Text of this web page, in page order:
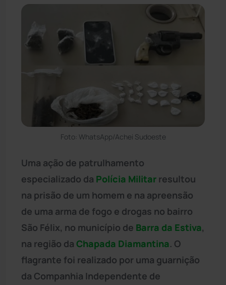
Foto: WhatsApp/Achei Sudoeste
Uma ação de patrulhamento
especializado da Polícia Militar resultou
na prisão de um homem e na apreensão
de uma arma de fogo e drogas no bairro
São Félix, no município de Barra da Estiva,
na região da Chapada Diamantina. O
flagrante foi realizado por uma guarnição
da Companhia Independente de